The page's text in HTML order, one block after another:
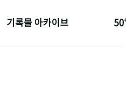
기록물 아카이브 50